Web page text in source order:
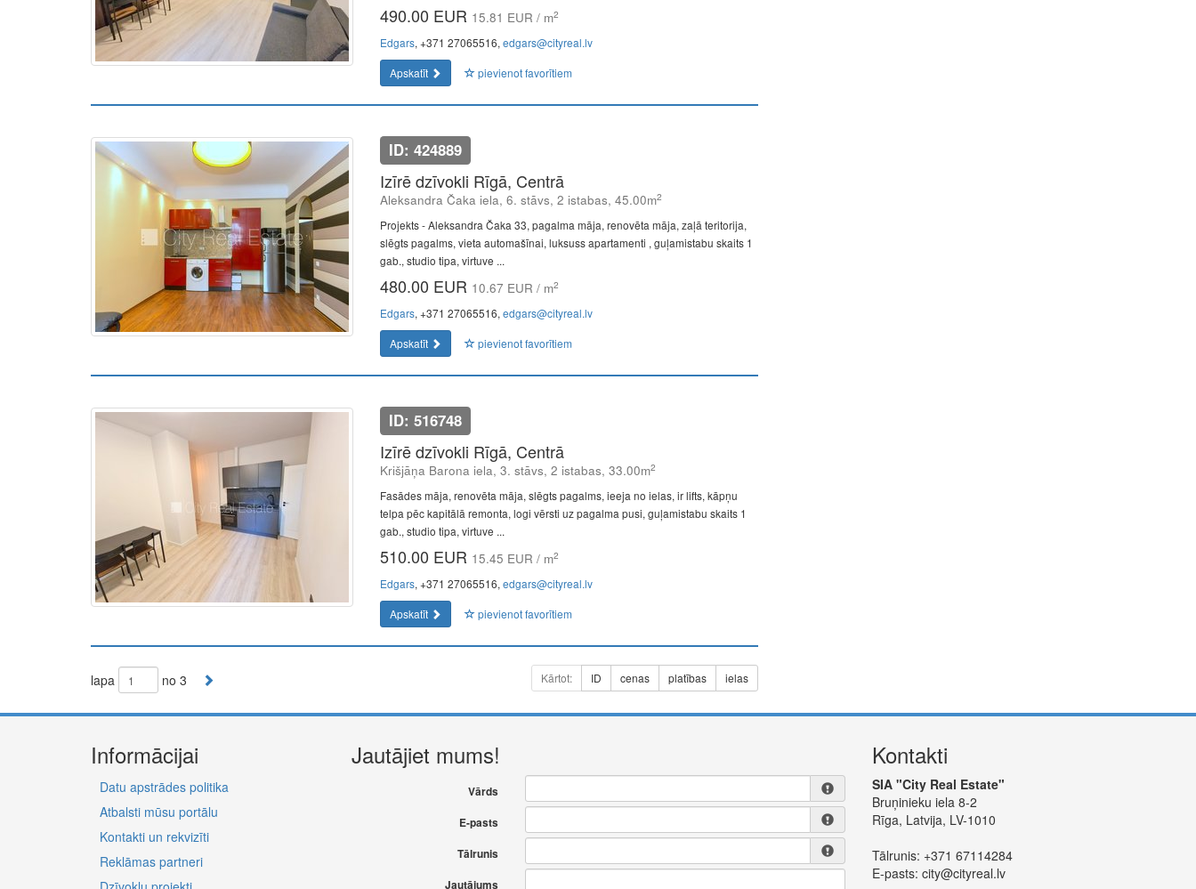
490.00 EUR 15.81 EUR / m2
Edgars, +371 27065516, edgars@cityreal.lv
Apskatīt
pievienot favorītiem
ID: 424889
Izīrē dzīvokli Rīgā, Centrā
Aleksandra Čaka iela, 6. stāvs, 2 istabas, 45.00m2
Projekts - Aleksandra Čaka 33, pagalma māja, renovēta māja, zaļā teritorija,
slēgts pagalms, vieta automašīnai, luksuss apartamenti , guļamistabu skaits 1
gab., studio tipa, virtuve ...
480.00 EUR 10.67 EUR / m2
Edgars, +371 27065516, edgars@cityreal.lv
Apskatīt
pievienot favorītiem
ID: 516748
Izīrē dzīvokli Rīgā, Centrā
Krišjāņa Barona iela, 3. stāvs, 2 istabas, 33.00m2
Fasādes māja, renovēta māja, slēgts pagalms, ieeja no ielas, ir lifts, kāpņu
telpa pēc kapitālā remonta, logi vērsti uz pagalma pusi, guļamistabu skaits 1
gab., studio tipa, virtuve ...
510.00 EUR 15.45 EUR / m2
Edgars, +371 27065516, edgars@cityreal.lv
Apskatīt
pievienot favorītiem
lapa no 3 Kārtot: ID cenas platības ielas
Informācijai
Datu apstrādes politika
Atbalsti mūsu portālu
Kontakti un rekvizīti
Reklāmas partneri
Jautājiet mums!
Vārds
E-pasts
Tālrunis
Jautājums
Kontakti
SIA "City Real Estate"
Bruņinieku iela 8-2
Rīga, Latvija, LV-1010
Tālrunis: +371 67114284
E-pasts: city@cityreal.lv